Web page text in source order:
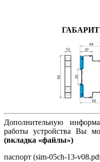
Дополнительную
работы устройства Вы
(вкладка «файлы»)
паспорт (sim-05ch-13-